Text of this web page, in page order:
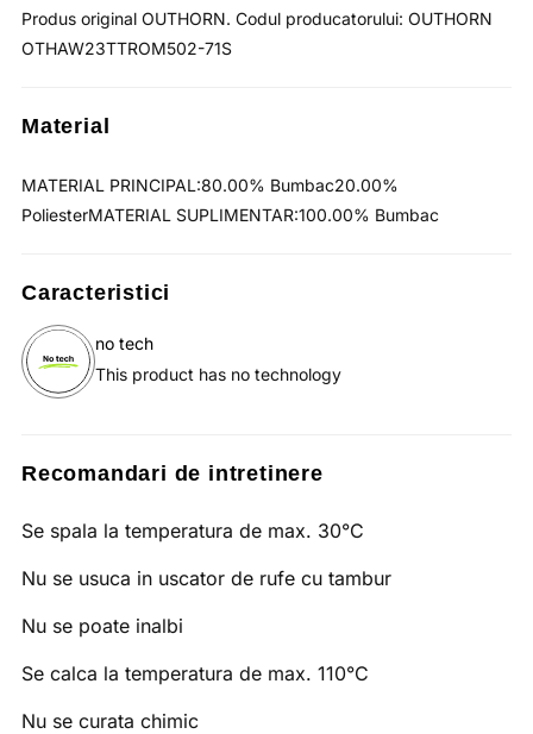
Produs original OUTHORN. Codul producatorului: OUTHORN
OTHAW23TTROM502-71S
Material
MATERIAL PRINCIPAL:80.00% Bumbac20.00%
PoliesterMATERIAL SUPLIMENTAR:100.00% Bumbac
Caracteristici
no tech
This product has no technology
Recomandari de intretinere
Se spala la temperatura de max. 30°C
Nu se usuca in uscator de rufe cu tambur
Nu se poate inalbi
Se calca la temperatura de max. 110°C
Nu se curata chimic